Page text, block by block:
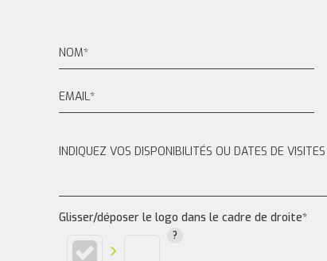
Glisser/déposer le logo dans le cadre de droite*